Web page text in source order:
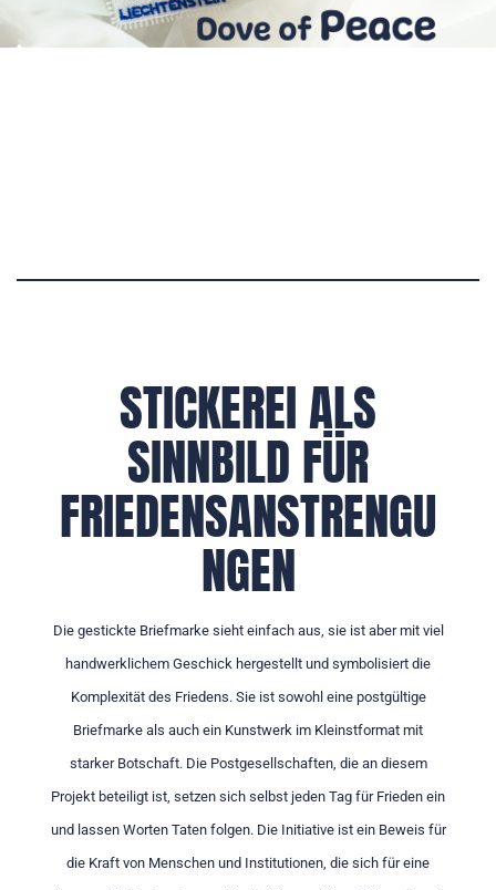
STICKEREI ALS
SINNBILD FÜR
FRIEDENSANSTRENGU
NGEN
Die gestickte Briefmarke sieht einfach aus, sie ist aber mit viel
handwerklichem Geschick hergestellt und symbolisiert die
Komplexität des Friedens. Sie ist sowohl eine postgültige
Briefmarke als auch ein Kunstwerk im Kleinstformat mit
starker Botschaft. Die Postgesellschaften, die an diesem
Projekt beteiligt ist, setzen sich selbst jeden Tag für Frieden ein
und lassen Worten Taten folgen. Die Initiative ist ein Beweis für
die Kraft von Menschen und Institutionen, die sich für eine